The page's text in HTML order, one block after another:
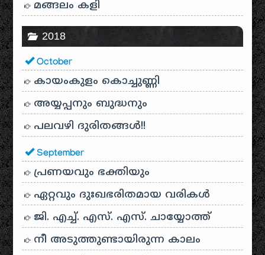
മങ്ങലം കളി
2018
October
കായം‌കുളം കൊച്ചുണ്ണി
അയ്യപ്പനും ബുദ്ധനും
പലവഴി ദുരിതങ്ങൾ!!
September
പ്രണയവും ഭക്തിയും
ഏറ്റവും ദുഃഖഭരിതമായ വരികൾ
ജി. എച്ച്. എസ്. എസ്. ചായ്യോത്ത്
നീ അടുത്തുണ്ടായിരുന്ന കാലം